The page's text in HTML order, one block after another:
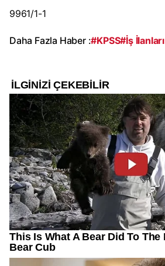
9961/1-1
Daha Fazla Haber :#KPSS#İş İlanları